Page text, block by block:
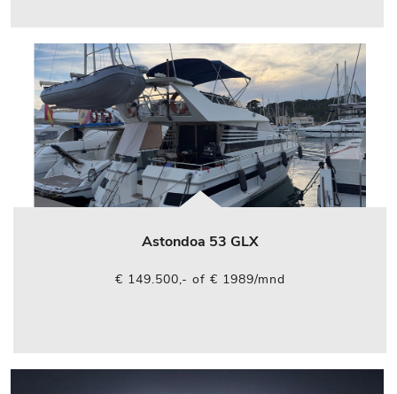
Astondoa 53 GLX
€ 149.500,- of € 1989/mnd